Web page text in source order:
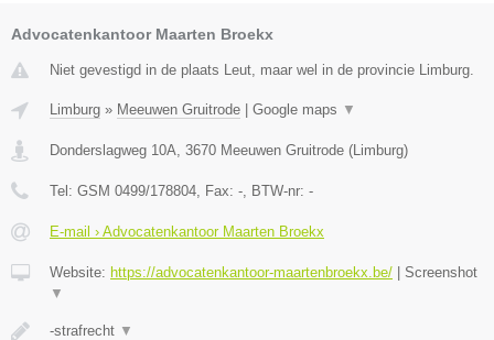
Advocatenkantoor Maarten Broekx
Niet gevestigd in de plaats Leut, maar wel in de provincie Limburg.
Limburg » Meeuwen Gruitrode | Google maps ▼
Donderslagweg 10A 3670 Meeuwen Gruitrode (Limburg)
Tel: GSM 0499/178804 , Fax: - , BTW-nr: -
E-mail › Advocatenkantoor Maarten Broekx
Website: https://advocatenkantoor-maartenbroekx.be/ | Screenshot
▼
-strafrecht ▼